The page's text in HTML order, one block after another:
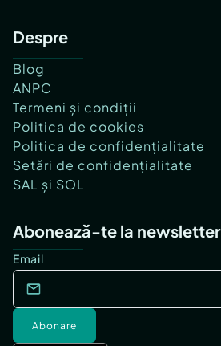
Despre
Blog
ANPC
Termeni și condiții
Politica de cookies
Politica de confidențialitate
Setări de confidențialitate
SAL și SOL
Abonează-te la newsletter
Email
Abonare